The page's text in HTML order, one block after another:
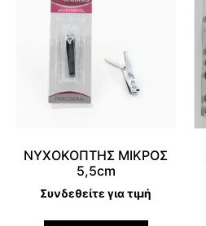
ΝΥΧΟΚΟΠΤΗΣ ΜΙΚΡΟΣ
5,5cm
Συνδεθείτε για τιμή